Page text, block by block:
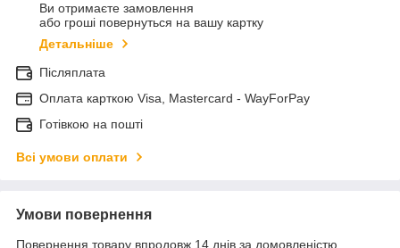
Ви отримаєте замовлення
або гроші повернуться на вашу картку
Детальніше
Післяплата
Оплата карткою Visa, Mastercard - WayForPay
Готівкою на пошті
Всі умови оплати
Умови повернення
Повернення товару впродовж 14 днів за домовленістю